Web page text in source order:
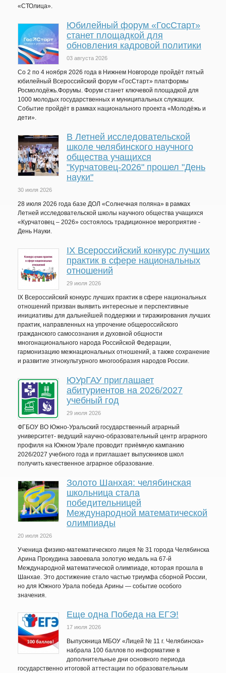
«СТОлица».
Юбилейный форум «ГосСтарт»
станет площадкой для
обновления кадровой политики
03 августа 2026
Со 2 по 4 ноября 2026 года в Нижнем Новгороде пройдёт пятый
юбилейный Всероссийский форум «ГосСтарт» платформы
Росмолодёжь.Форумы. Форум станет ключевой площадкой для
1000 молодых государственных и муниципальных служащих.
Событие пройдёт в рамках национального проекта «Молодёжь и
дети».
В Летней исследовательской
школе челябинского научного
общества учащихся
"Курчатовец-2026" прошел "День
науки"
30 июля 2026
28 июля 2026 года базе ДОЛ «Солнечная поляна» в рамках
Летней исследовательской школы научного общества учащихся
«Курчатовец – 2026» состоялось традиционное мероприятие -
День Науки.
IХ Всероссийский конкурс лучших
практик в сфере национальных
отношений
29 июля 2026
IX Всероссийский конкурс лучших практик в сфере национальных
отношений призван выявить интересные и перспективные
инициативы для дальнейшей поддержки и тиражирования лучших
практик, направленных на упрочение общероссийского
гражданского самосознания и духовной общности
многонационального народа Российской Федерации,
гармонизацию межнациональных отношений, а также сохранение
и развитие этнокультурного многообразия народов России.
ЮУрГАУ приглашает
абитуриентов на 2026/2027
учебный год
29 июля 2026
ФГБОУ ВО Южно-Уральский государственный аграрный
университет- ведущий научно-образовательный центр аграрного
профиля на Южном Урале проводит приёмную кампанию
2026/2027 учебного года и приглашает выпускников школ
получить качественное аграрное образование.
Золото Шанхая: челябинская
школьница стала
победительницей
Международной математической
олимпиады
20 июля 2026
Ученица физико-математического лицея № 31 города Челябинска
Арина Прокудина завоевала золотую медаль на 67-й
Международной математической олимпиаде, которая прошла в
Шанхае. Это достижение стало частью триумфа сборной России,
но для Южного Урала победа Арины — событие особого
значения.
Еще одна Победа на ЕГЭ!
17 июля 2026
Выпускница МБОУ «Лицей № 11 г. Челябинска»
набрала 100 баллов по информатике в
дополнительные дни основного периода
государственно итоговой аттестации по образовательным